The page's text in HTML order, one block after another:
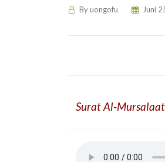
Byuongofu Juni
Surat Al-